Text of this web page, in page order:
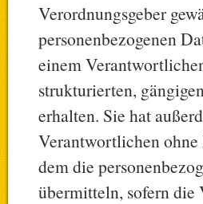
Verordnungsgeber
personenbezogenen
einem
strukturierten,
erhalten. Sie hat
Verantwortlichen
dem die
übermitteln, sofern